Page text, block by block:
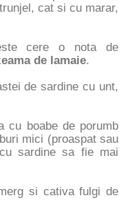
cat si cu marar,
cere o nota de
de lamaie.
de sardine cu unt,
cu boabe de porumb
mici (proaspat sau
sardine sa fie mai
si cativa fulgi de